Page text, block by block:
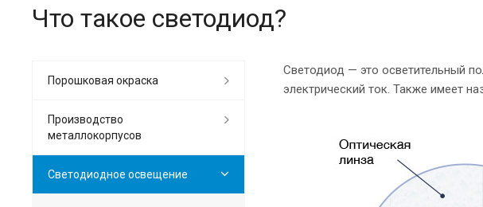
Что такое светодиод?
Светодиод — это осветительный
электрический ток. Также имеет
Порошковая окраска
Производство
металлокорпусов
Светодиодное освещение